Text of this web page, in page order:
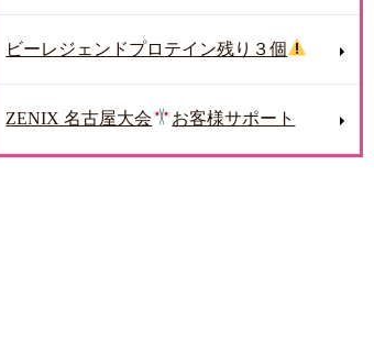
ビーレジェンドプロテイン残り３個
ZENIX 名古屋大会 お客様サポート